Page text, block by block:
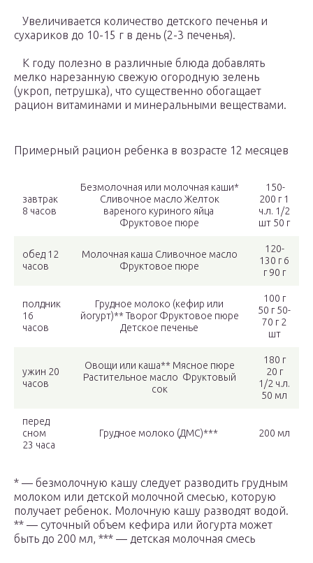
Увеличивается количество детского печенья и
сухариков до 10-15 г в день (2-3 печенья).
К году полезно в различные блюда добавлять
мелко нарезанную свежую огородную зелень
(укроп, петрушка), что существенно обогащает
рацион витаминами и минеральными веществами.
Примерный рацион ребенка в возрасте 12 месяцев
завтрак
8 часов
Безмолочная или молочная каши*
Сливочное масло Желток
вареного куриного яйца
Фруктовое пюре
150-
200 г 1
ч.л. 1/2
шт 50 г
обед 12
часов
Молочная каша Сливочное масло
Фруктовое пюре
120-
130 г 6
г 90 г
полдник
16
часов
Грудное молоко (кефир или
йогурт)** Творог Фруктовое пюре
Детское печенье
100 г
50 г 50-
70 г 2
шт
ужин 20
часов
Овощи или каша** Мясное пюре
Растительное масло Фруктовый
сок
180 г
20 г
1/2 ч.л.
50 мл
перед
сном
23 часа
Грудное молоко (ДМС)*** 200 мл
* — безмолочную кашу следует разводить грудным
молоком или детской молочной смесью, которую
получает ребенок. Молочную кашу разводят водой.
** — суточный объем кефира или йогурта может
быть до 200 мл, *** — детская молочная смесь